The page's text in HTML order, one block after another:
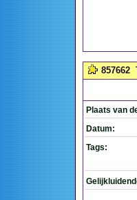
857662
Plaats van
Datum:
Tags: